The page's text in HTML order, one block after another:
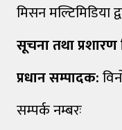
मिसन मल्टिमिडिया
सूचना तथा प्रशारण
प्रधान सम्पादक:
सम्पर्क नम्बरः